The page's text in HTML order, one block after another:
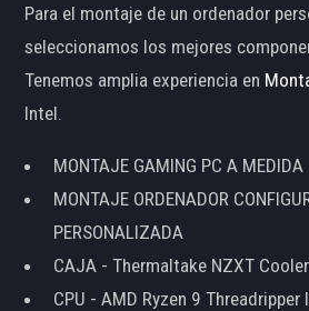
Para el montaje de un ordenador
seleccionamos los mejores
Tenemos amplia experiencia en
Intel.
MONTAJE GAMING PC A MEDIDA
MONTAJE ORDENADOR
PERSONALIZADA
CAJA - Thermaltake NZXT
CPU - AMD Ryzen 9